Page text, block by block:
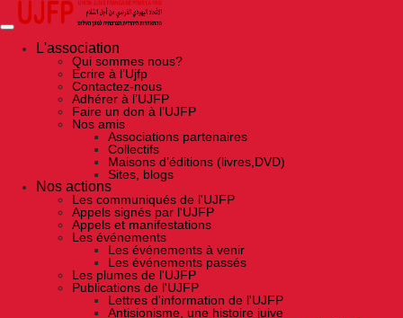
Skip
the
contentL'association
Qui sommes nous?
Ecrire à l’Ujfp
Contactez-nous
Adhérer à l’UJFP
Faire un don à l’UJFP
Nos amis
Associations partenaires
Collectifs
Maisons d’éditions (livres,DVD)
Sites, blogs
Nos actions
Les communiqués de l'UJFP
Appels signés par l'UJFP
Appels et manifestations
Les événements
Les événements à venir
Les événements passés
Les plumes de l'UJFP
Publications de l'UJFP
Lettres d'information de l'UJFP
Antisionisme, une histoire juive